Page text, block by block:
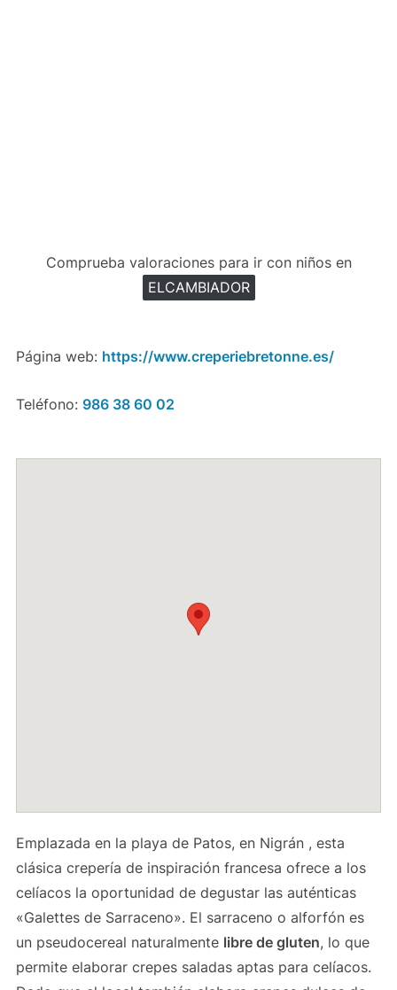
Comprueba valoraciones para ir con niños en
ELCAMBIADOR
Página web: https://www.creperiebretonne.es/
Teléfono: 986 38 60 02
Emplazada en la playa de Patos, en Nigrán , esta
clásica crepería de inspiración francesa ofrece a los
celíacos la oportunidad de degustar las auténticas
«Galettes de Sarraceno». El sarraceno o alforfón es
un pseudocereal naturalmente libre de gluten, lo que
permite elaborar crepes saladas aptas para celíacos.